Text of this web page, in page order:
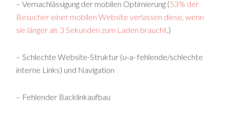
– Vernachlässigung der mobilen Optimierung (53% der
Besucher einer mobilen Website verlassen diese, wenn
sie länger als 3 Sekunden zum Laden braucht.)
– Schlechte Website-Struktur (u-a- fehlende/schlechte
interne Links) und Navigation
– Fehlender Backlinkaufbau